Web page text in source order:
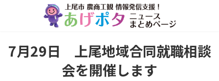
7月29日 上尾地域合同就職相談
会を開催します